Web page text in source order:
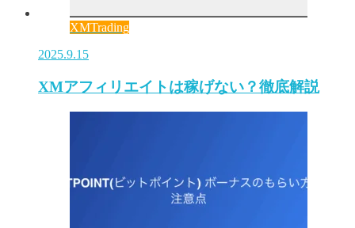
XMTrading
2025.9.15
XMアフィリエイトは稼げない？徹底解説